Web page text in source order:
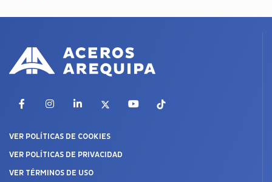
FacebookInstagramLinkedIn YouTubeTikTok
VER POLÍTICAS DE COOKIES
VER POLÍTICAS DE PRIVACIDAD
VER TÉRMINOS DE USO